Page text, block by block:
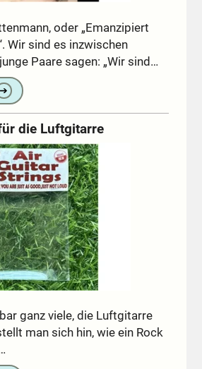
oder „Emanzipiert
Wir sind es inzwischen
Paare sagen: „Wir sind…
➔
die Luftgitarre
ganz viele, die Luftgitarre
man sich hin, wie ein Rock